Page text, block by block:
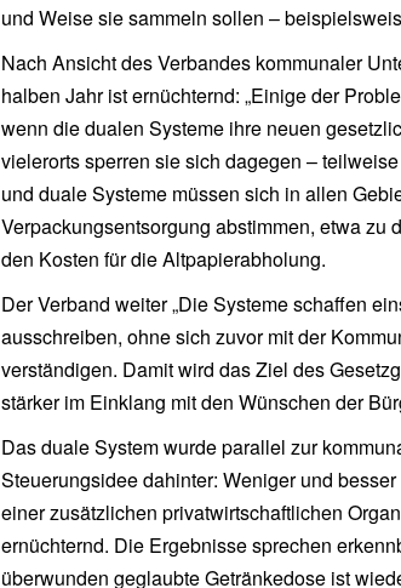
und Weise sie sammeln sollen –
Nach Ansicht des Verbandes kommunaler
halben Jahr ist ernüchternd: „Einige der
wenn die dualen Systeme ihre neuen
vielerorts sperren sie sich dagegen –
und duale Systeme müssen sich in allen
Verpackungsentsorgung abstimmen, etwa
den Kosten für die Altpapierabholung.
Der Verband weiter „Die Systeme schaffen
ausschreiben, ohne sich zuvor mit der
verständigen. Damit wird das Ziel des
stärker im Einklang mit den Wünschen der
Das duale System wurde parallel zur
Steuerungsidee dahinter: Weniger und
einer zusätzlichen privatwirtschaftlichen
ernüchternd. Die Ergebnisse sprechen
überwunden geglaubte Getränkedose ist